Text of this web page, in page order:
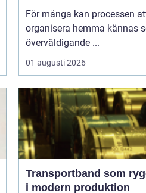
För många kan processen
organisera hemma kännas
överväldigande ...
01 augusti 2026
Transportband som
i modern produktion